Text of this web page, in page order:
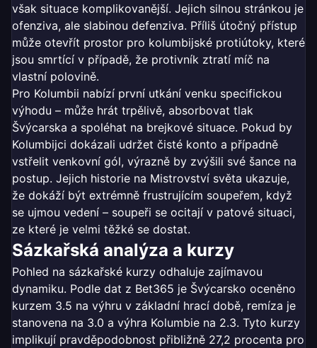
však situace komplikovanější. Jejich silnou stránkou je
ofenziva, ale slabinou defenziva. Příliš útočný přístup
může otevřít prostor pro kolumbijské protiútoky, které
jsou smrtící v případě, že protivník ztratí míč na
vlastní polovině.
Pro Kolumbii nabízí první utkání venku specifickou
výhodu – může hrát trpělivě, absorbovat tlak
Švýcarska a spoléhat na brejkové situace. Pokud by
Kolumbijci dokázali udržet čisté konto a případně
vstřelit venkovní gól, výrazně by zvýšili své šance na
postup. Jejich historie na Mistrovství světa ukazuje,
že dokáží být extrémně frustrujícím soupeřem, když
se ujmou vedení – soupeři se ocitají v patové situaci,
ze které je velmi těžké se dostat.
Sázkařská analýza a kurzy
Pohled na sázkařské kurzy odhaluje zajímavou
dynamiku. Podle dat z Bet365 je Švýcarsko oceněno
kurzem 3.5 na výhru v základní hrací době, remíza je
stanovena na 3.0 a výhra Kolumbie na 2.3. Tyto kurzy
implikují pravděpodobnost přibližně 27,2 procenta pro